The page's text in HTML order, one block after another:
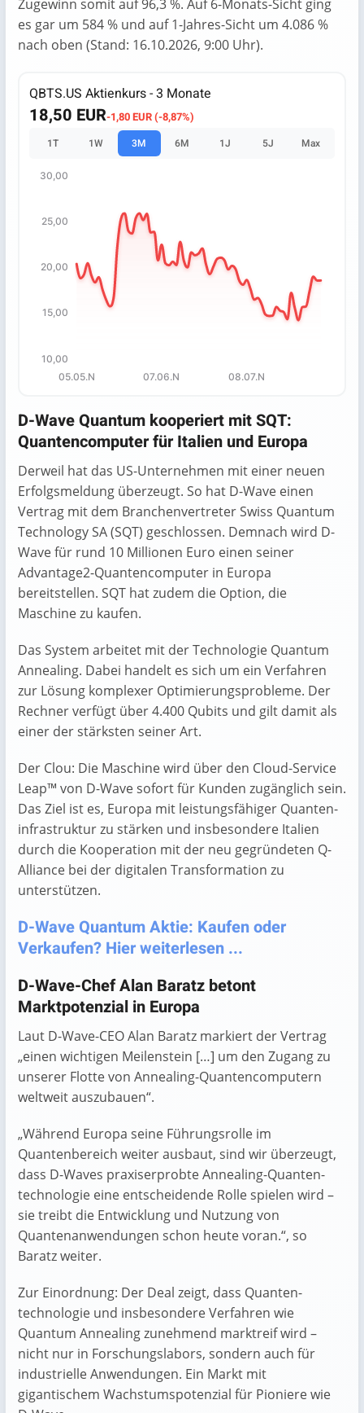
Zugewinn somit auf 96,3 %. Auf 6-Monats-Sicht ging
es gar um 584 % und auf 1-Jahres-Sicht um 4.086 %
nach oben (Stand: 16.10.2026, 9:00 Uhr).
QBTS.US Aktienkurs - 3 Monate
18,50 EUR-1,80 EUR (-8,87%)
1T 1W 3M 6M 1J 5J Max
Chart with 67 data points.
The chart has 1 X axis displaying categories.
The chart has 1 Y axis displaying values. Data ranges
05.05.N 07.06.N 08.07.N
10,00
15,00
20,00
25,00
30,00
D-Wave Quantum kooperiert mit SQT:
Quantencomputer für Italien und Europa
Derweil hat das US-Unternehmen mit einer neuen
Erfolgsmeldung überzeugt. So hat D-Wave einen
Vertrag mit dem Branchenvertreter Swiss Quantum
Technology SA (SQT) geschlossen. Demnach wird D-
Wave für rund 10 Millionen Euro einen seiner
Advantage2-Quanten­computer in Europa
bereitstellen. SQT hat zudem die Option, die
Maschine zu kaufen.
Das System arbeitet mit der Technologie Quantum
Annealing. Dabei handelt es sich um ein Verfahren
zur Lösung komplexer Optimierungsprobleme. Der
Rechner verfügt über 4.400 Qubits und gilt damit als
einer der stärksten seiner Art.
Der Clou: Die Maschine wird über den Cloud-Service
Leap™ von D-Wave sofort für Kunden zugänglich sein.
Das Ziel ist es, Europa mit leistungsfähiger Quanten­
infrastruktur zu stärken und insbesondere Italien
durch die Kooperation mit der neu gegründeten Q-
Alliance bei der digitalen Transformation zu
unterstützen.
D-Wave Quantum Aktie: Kaufen oder
Verkaufen? Hier weiterlesen ...
D-Wave-Chef Alan Baratz betont
Marktpotenzial in Europa
Laut D-Wave-CEO Alan Baratz markiert der Vertrag
„einen wichtigen Meilenstein […] um den Zugang zu
unserer Flotte von Annealing-Quantencomputern
weltweit auszubauen“.
„Während Europa seine Führungsrolle im
Quantenbereich weiter ausbaut, sind wir überzeugt,
dass D-Waves praxiserprobte Annealing-Quanten­
technologie eine entscheidende Rolle spielen wird –
sie treibt die Entwicklung und Nutzung von
Quantenanwendungen schon heute voran.“, so
Baratz weiter.
Zur Einordnung: Der Deal zeigt, dass Quanten­
technologie und insbesondere Verfahren wie
Quantum Annealing zunehmend marktreif wird –
nicht nur in Forschungslabors, sondern auch für
industrielle Anwendungen. Ein Markt mit
gigantischem Wachstumspotenzial für Pioniere wie